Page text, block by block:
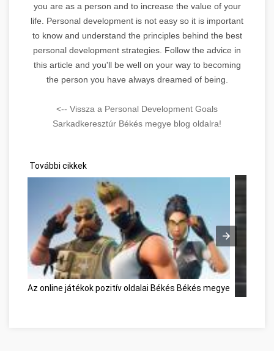
you are as a person and to increase the value of your
life. Personal development is not easy so it is important
to know and understand the principles behind the best
personal development strategies. Follow the advice in
this article and you'll be well on your way to becoming
the person you have always dreamed of being.
<-- Vissza a Personal Development Goals
Sarkadkeresztúr Békés megye blog oldalra!
További cikkek
Az online játékok pozitív oldalai Békés Békés megye